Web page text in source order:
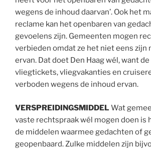
wegens de inhoud daarvan’. Ook het
reclame kan het openbaren van
gevoelens zijn. Gemeenten mogen
verbieden omdat ze het niet eens zijn
ervan. Dat doet Den Haag wél, want
vliegtickets, vliegvakanties en
verboden wegens de inhoud ervan.
VERSPREIDINGSMIDDEL Wat
vaste rechtspraak wél mogen doen is
de middelen waarmee gedachten of
geopenbaard. Zulke middelen zijn